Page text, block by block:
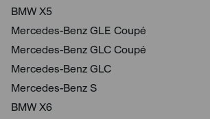
BMW X5
Mercedes-Benz GLE Coupé
Mercedes-Benz GLC Coupé
Mercedes-Benz GLC
Mercedes-Benz S
BMW X6